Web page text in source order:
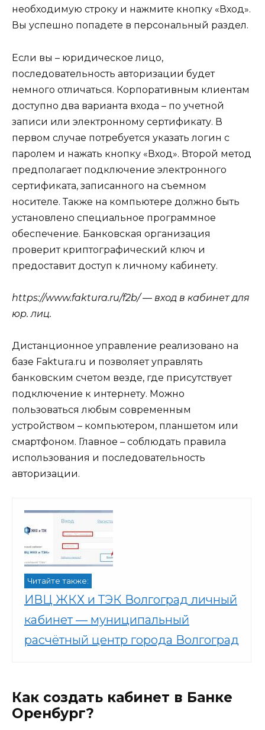
необходимую строку и нажмите кнопку «Вход».
Вы успешно попадете в персональный раздел.
Если вы – юридическое лицо,
последовательность авторизации будет
немного отличаться. Корпоративным клиентам
доступно два варианта входа – по учетной
записи или электронному сертификату. В
первом случае потребуется указать логин с
паролем и нажать кнопку «Вход». Второй метод
предполагает подключение электронного
сертификата, записанного на съемном
носителе. Также на компьютере должно быть
установлено специальное программное
обеспечение. Банковская организация
проверит криптографический ключ и
предоставит доступ к личному кабинету.
https://www.faktura.ru/f2b/ — вход в кабинет для
юр. лиц.
Дистанционное управление реализовано на
базе Faktura.ru и позволяет управлять
банковским счетом везде, где присутствует
подключение к интернету. Можно
пользоваться любым современным
устройством – компьютером, планшетом или
смартфоном. Главное – соблюдать правила
использования и последовательность
авторизации.
Читайте также:
ИВЦ ЖКХ и ТЭК Волгоград личный
кабинет — муниципальный
расчётный центр города Волгоград
Как создать кабинет в Банке
Оренбург?